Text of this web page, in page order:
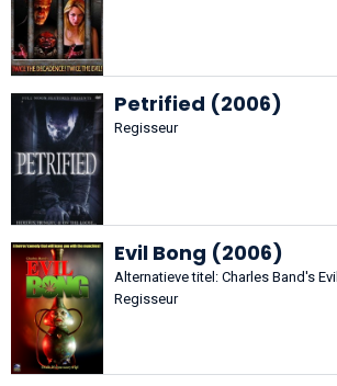
Petrified (2006)
Regisseur
Evil Bong (2006)
Alternatieve titel: Charles Band's
Regisseur